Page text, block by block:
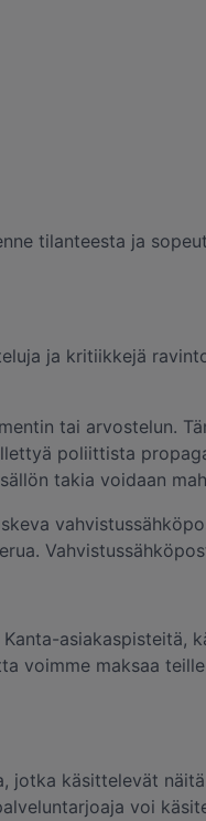
tilanteesta ja
ja kritiikkejä
tai arvostelun.
poliittista
takia voidaan
asiakaspisteitä,
voimme maksaa
käsittelevät
voi